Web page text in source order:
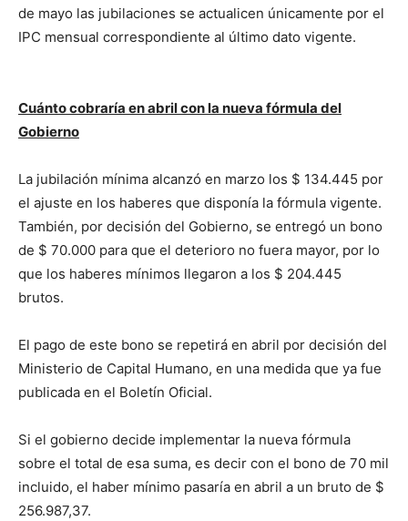
de mayo las jubilaciones se actualicen únicamente por el
IPC mensual correspondiente al último dato vigente.
Cuánto cobraría en abril con la nueva fórmula del
Gobierno
La jubilación mínima alcanzó en marzo los $ 134.445 por
el ajuste en los haberes que disponía la fórmula vigente.
También, por decisión del Gobierno, se entregó un bono
de $ 70.000 para que el deterioro no fuera mayor, por lo
que los haberes mínimos llegaron a los $ 204.445
brutos.
El pago de este bono se repetirá en abril por decisión del
Ministerio de Capital Humano, en una medida que ya fue
publicada en el Boletín Oficial.
Si el gobierno decide implementar la nueva fórmula
sobre el total de esa suma, es decir con el bono de 70 mil
incluido, el haber mínimo pasaría en abril a un bruto de $
256.987,37.